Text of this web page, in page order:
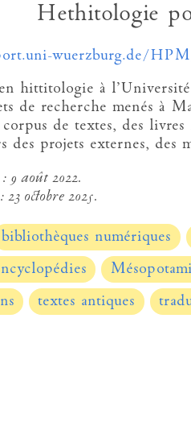
Hethitologie
wuerzburg.de/
hittitologie à
de recherche menés à
de textes, des
des projets externes, des
9 août 2022.
23 octobre 2025.
bibliothèques numériques
textes antiques